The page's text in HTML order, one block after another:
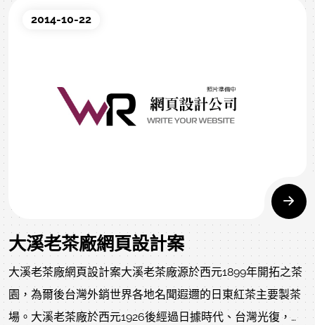
讓網站看起來跟其他國家的快可立有整體性卻又增加許多細
膩度。英文官網主要提供全球消費者使用，透過網路表單聯
BANNER、新聞文章系統、商品管理系統，皆由快可立自主
管理。
2014-10-22
大溪老茶廠網頁設計案
大溪老茶廠網頁設計案大溪老茶廠源於西元1899年開拓之茶
園，為爾後台灣外銷世界各地名聞遐邇的日東紅茶主要製茶
場。大溪老茶廠於西元1926後經過日據時代、台灣光復，政